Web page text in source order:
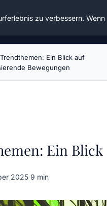
Ein Blick auf
Bewegungen
Ein
2025·9 min
zu verbessern.